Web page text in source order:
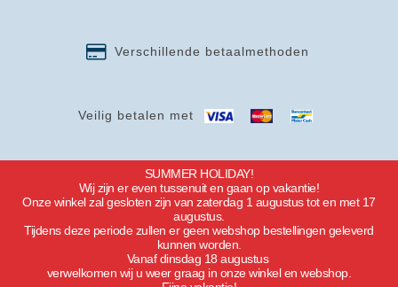
Veilig betalen met
Verschillende betaalmethoden
SUMMER HOLIDAY!
Wij zijn er even tussenuit en gaan op vakantie!
Onze winkel zal gesloten zijn van zaterdag 1 augustus tot en met 17
augustus.
Tijdens deze periode zullen er geen webshop bestellingen geleverd
kunnen worden.
Vanaf dinsdag 18 augustus
verwelkomen wij u weer graag in onze winkel en webshop.